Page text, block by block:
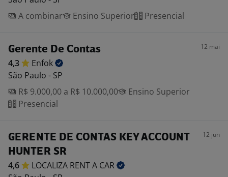
A combinar
Ensino Superior Presencial
Gerente De Contas 12 mai
4,3
Enfok
São Paulo - SP
R$ 9.000,00 a R$ 10.000,00
Ensino Superior
Presencial
GERENTE DE CONTAS KEY ACCOUNT
HUNTER SR
12 jun
4,6 LOCALIZA RENT A CAR